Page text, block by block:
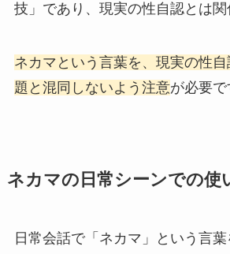
技」であり、現実の性自認とは関
ネカマという言葉を、現実の性
題と混同しないよう注意が必要で
ネカマの日常シーンでの使
日常会話で「ネカマ」という言